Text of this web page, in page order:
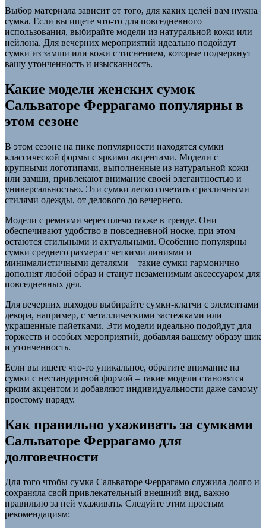
Выбор материала зависит от того, для каких целей вам нужна
сумка. Если вы ищете что-то для повседневного
использования, выбирайте модели из натуральной кожи или
нейлона. Для вечерних мероприятий идеально подойдут
сумки из замши или кожи с тиснением, которые подчеркнут
вашу утонченность и изысканность.
Какие модели женских сумок
Сальваторе Феррагамо популярны в
этом сезоне
В этом сезоне на пике популярности находятся сумки
классической формы с яркими акцентами. Модели с
крупными логотипами, выполненные из натуральной кожи
или замши, привлекают внимание своей элегантностью и
универсальностью. Эти сумки легко сочетать с различными
стилями одежды, от делового до вечернего.
Модели с ремнями через плечо также в тренде. Они
обеспечивают удобство в повседневной носке, при этом
остаются стильными и актуальными. Особенно популярны
сумки среднего размера с четкими линиями и
минималистичными деталями – такие сумки гармонично
дополнят любой образ и станут незаменимым аксессуаром для
повседневных дел.
Для вечерних выходов выбирайте сумки-клатчи с элементами
декора, например, с металлическими застежками или
украшенные пайетками. Эти модели идеально подойдут для
торжеств и особых мероприятий, добавляя вашему образу шик
и утонченность.
Если вы ищете что-то уникальное, обратите внимание на
сумки с нестандартной формой – такие модели становятся
ярким акцентом и добавляют индивидуальности даже самому
простому наряду.
Как правильно ухаживать за сумками
Сальваторе Феррагамо для
долговечности
Для того чтобы сумка Сальваторе Феррагамо служила долго и
сохраняла свой привлекательный внешний вид, важно
правильно за ней ухаживать. Следуйте этим простым
рекомендациям: